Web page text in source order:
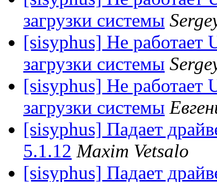
загрузки системы
[sisyphus] Не работает
загрузки системы
[sisyphus] Не работает
загрузки системы
[sisyphus] Падает
5.1.12 Maxim Vetsalo
[sisyphus] Падает